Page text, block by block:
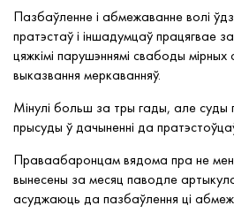
Пазбаўленне і абмежаванне волі
пратэстаў і іншадумцаў працягвае
цяжкімі парушэннямі свабоды
выказвання меркаванняў.
Мінулі больш за тры гады, але суды
прысуды ў дачыненні да
Праваабаронцам вядома пра не
вынесены за месяц паводле
асуджаюць да пазбаўлення ці